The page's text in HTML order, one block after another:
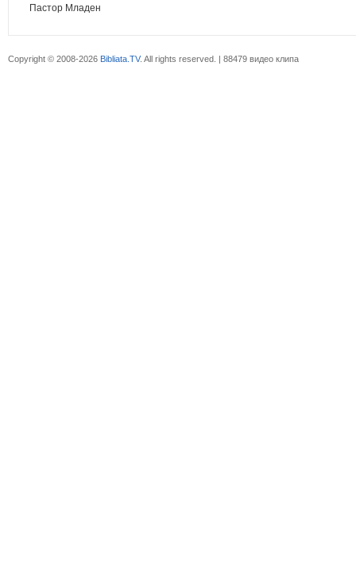
Пастор Младен
Copyright © 2008-2026 Bibliata.TV. All rights reserved. | 88479 видео клипа